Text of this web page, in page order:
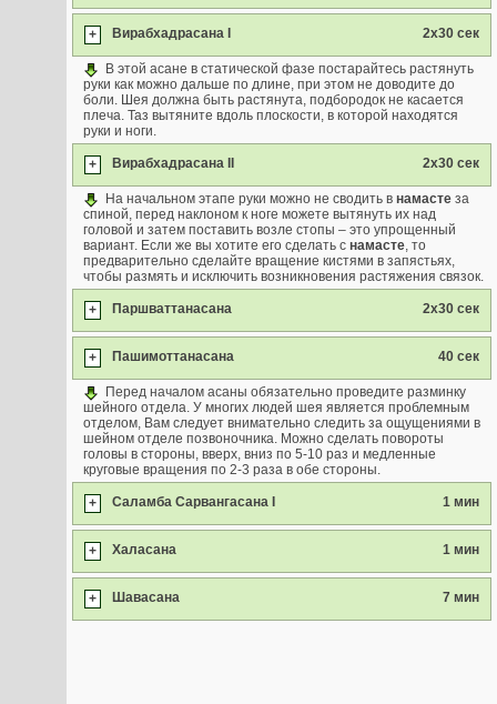
+ Вирабхадрасана I 2x30 сек
В этой асане в статической фазе постарайтесь растянуть
руки как можно дальше по длине, при этом не доводите до
боли. Шея должна быть растянута, подбородок не касается
плеча. Таз вытяните вдоль плоскости, в которой находятся
руки и ноги.
+ Вирабхадрасана II 2x30 сек
На начальном этапе руки можно не сводить в намасте за
спиной, перед наклоном к ноге можете вытянуть их над
головой и затем поставить возле стопы – это упрощенный
вариант. Если же вы хотите его сделать с намасте, то
предварительно сделайте вращение кистями в запястьях,
чтобы размять и исключить возникновения растяжения связок.
+ Паршваттанасана 2x30 сек
+ Пашимоттанасана 40 сек
Перед началом асаны обязательно проведите разминку
шейного отдела. У многих людей шея является проблемным
отделом, Вам следует внимательно следить за ощущениями в
шейном отделе позвоночника. Можно сделать повороты
головы в стороны, вверх, вниз по 5-10 раз и медленные
круговые вращения по 2-3 раза в обе стороны.
+ Саламба Сарвангасана I 1 мин
+ Халасана 1 мин
+ Шавасана 7 мин